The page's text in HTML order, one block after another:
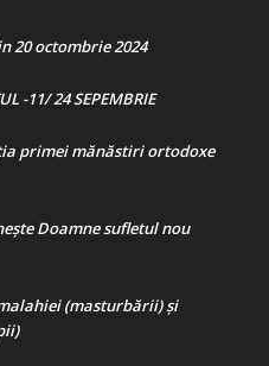
20 octombrie 2024
-11/ 24 SEPEMBRIE
primei mănăstiri ortodoxe
Doamne sufletul nou
(masturbării) şi